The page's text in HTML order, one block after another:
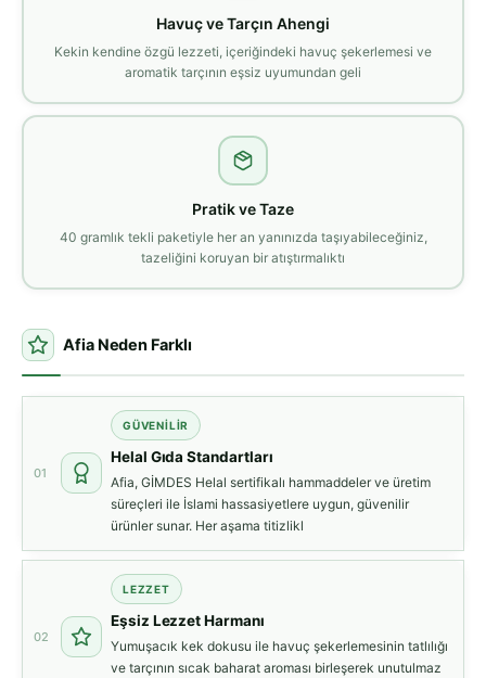
Havuç ve Tarçın Ahengi
Kekin kendine özgü lezzeti, içeriğindeki havuç şekerlemesi ve
aromatik tarçının eşsiz uyumundan geli
Pratik ve Taze
40 gramlık tekli paketiyle her an yanınızda taşıyabileceğiniz,
tazeliğini koruyan bir atıştırmalıktı
Afia Neden Farklı
01
GÜVENİLİR
Helal Gıda Standartları
Afia, GİMDES Helal sertifikalı hammaddeler ve üretim
süreçleri ile İslami hassasiyetlere uygun, güvenilir
ürünler sunar. Her aşama titizlikl
02
LEZZET
Eşsiz Lezzet Harmanı
Yumuşacık kek dokusu ile havuç şekerlemesinin tatlılığı
ve tarçının sıcak baharat aroması birleşerek unutulmaz